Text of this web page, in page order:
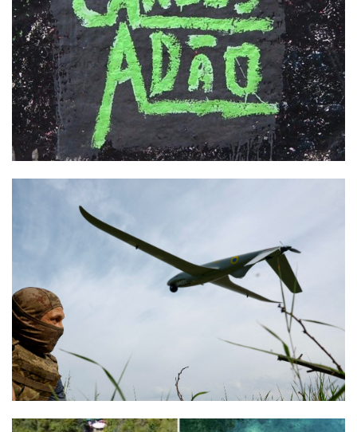
Termos de uso Sitemap
Copyright © 2025 Campos24horas seu
jornal na internet - By
afirma.cc